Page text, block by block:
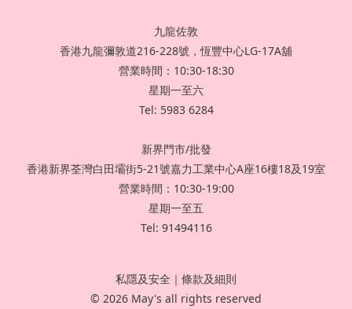
九龍佐敦
香港九龍彌敦道216-228號，恆豐中心LG-17A舖
營業時間：10:30-18:30
星期一至六
Tel: 5983 6284
新界門市/批發
香港新界荃灣白田壩街5-21號嘉力工業中心A座16樓18及19室
營業時間：10:30-19:00
星期一至五
Tel: 91494116
私隱及安全 ｜ 條款及細則
© 2026 May's all rights reserved